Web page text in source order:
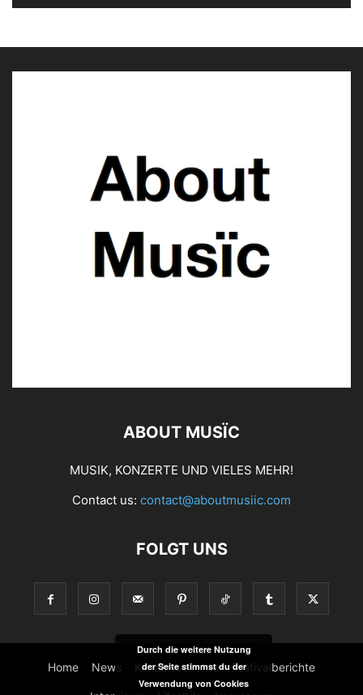
ABOUT MUSÏC
MUSIK, KONZERTE UND VIELES MEHR!
Contact us: contact@aboutmusiic.com
FOLGT UNS
Home News Konzertberichte Festivalberichte
Durch die weitere Nutzung
der Seite stimmst du der
Verwendung von Cookies